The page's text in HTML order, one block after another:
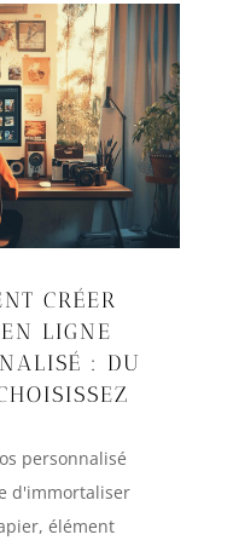
CRÉER
LIGNE
: DU
personnalisé
d'immortaliser
élément